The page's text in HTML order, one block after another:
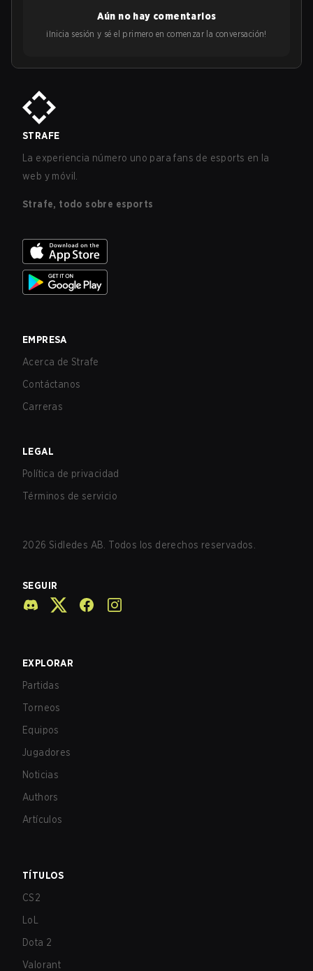
Aún no hay comentarios
¡Inicia sesión y sé el primero en comenzar la conversación!
STRAFE
La experiencia número uno para fans de esports en la
web y móvil.
Strafe, todo sobre esports
EMPRESA
Acerca de Strafe
Contáctanos
Carreras
LEGAL
Política de privacidad
Términos de servicio
2026 Sidledes AB. Todos los derechos reservados.
SEGUIR
EXPLORAR
Partidas
Torneos
Equipos
Jugadores
Noticias
Authors
Artículos
TÍTULOS
CS2
LoL
Dota 2
Valorant